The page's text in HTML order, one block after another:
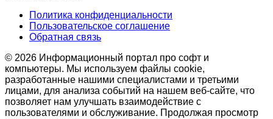
Политика конфиденциальности
Пользовательское соглашение
Обратная связь
© 2026 Информационный портал про софт и
компьютеры. Мы используем файлы cookie,
разработанные нашими специалистами и третьими
лицами, для анализа событий на нашем веб-сайте, что
позволяет нам улучшать взаимодействие с
пользователями и обслуживание. Продолжая просмотр